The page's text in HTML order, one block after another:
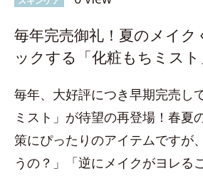
毎年完売御礼！夏のメイク
ックする「化粧もちミスト
毎年、大好評につき早期完売し
ミスト」が待望の再登場！春夏
策にぴったりのアイテムですが
うの？」「逆にメイクがヨレる